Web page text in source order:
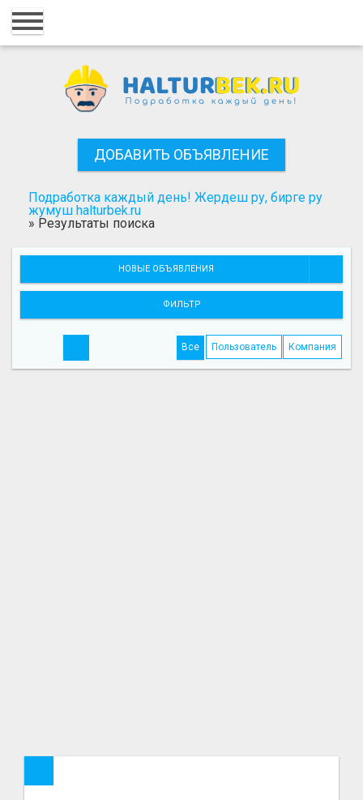
Главная
Регистрация
Поиск
ДОБАВИТЬ ОБЪЯВЛЕНИЕ
Подработка каждый день! Жердеш ру, бирге ру
жумуш halturbek.ru
» Результаты поиска
НОВЫЕ ОБЪЯВЛЕНИЯ
ФИЛЬТР
Все Пользователь Компания